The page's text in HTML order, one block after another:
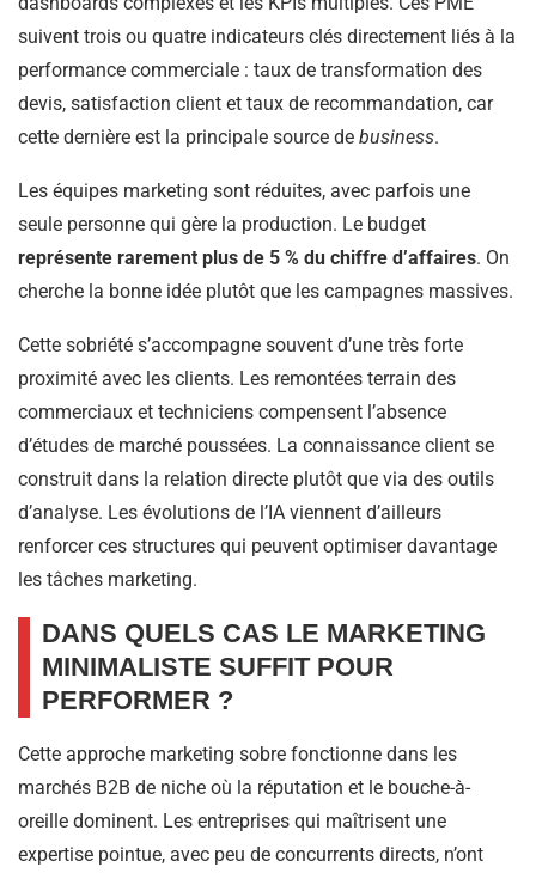
suivent trois ou quatre indicateurs clés directement liés à la
performance commerciale : taux de transformation des
devis, satisfaction client et taux de recommandation, car
cette dernière est la principale source de business.
Les équipes marketing sont réduites, avec parfois une
seule personne qui gère la production. Le budget
représente rarement plus de 5 % du chiffre d’affaires. On
cherche la bonne idée plutôt que les campagnes massives.
Cette sobriété s’accompagne souvent d’une très forte
proximité avec les clients. Les remontées terrain des
commerciaux et techniciens compensent l’absence
d’études de marché poussées. La connaissance client se
construit dans la relation directe plutôt que via des outils
d’analyse. Les évolutions de l’IA viennent d’ailleurs
renforcer ces structures qui peuvent optimiser davantage
les tâches marketing.
DANS QUELS CAS LE MARKETING
MINIMALISTE SUFFIT POUR
PERFORMER ?
Cette approche marketing sobre fonctionne dans les
marchés B2B de niche où la réputation et le bouche-à-
oreille dominent. Les entreprises qui maîtrisent une
expertise pointue, avec peu de concurrents directs, n’ont